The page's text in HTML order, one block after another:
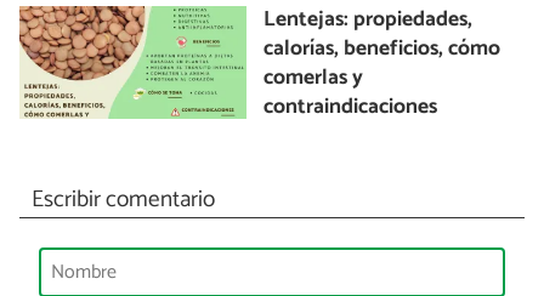
Lentejas: propiedades,
calorías, beneficios, cómo
comerlas y
contraindicaciones
Escribir comentario